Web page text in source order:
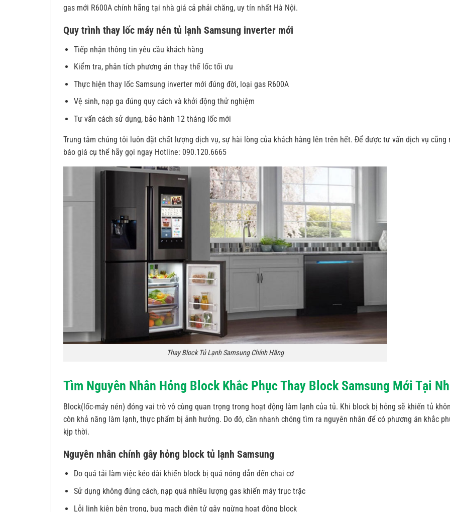
gas mới R600A chính hãng tại nhà giá cả phải chăng, uy tín nhất Hà Nội.
Quy trình thay lốc máy nén tủ lạnh Samsung inverter mới
Tiếp nhận thông tin yêu cầu khách hàng
Kiểm tra, phân tích phương án thay thế lốc tối ưu
Thực hiện thay lốc Samsung inverter mới đúng đời, loại gas R600A
Vệ sinh, nạp ga đúng quy cách và khởi động thử nghiệm
Tư vấn cách sử dụng, bảo hành 12 tháng lốc mới
Trung tâm chúng tôi luôn đặt chất lượng dịch vụ, sự hài lòng của khách hàng lên trên hết. Để được tư vấn dịch vụ cũng
báo giá cụ thể hãy gọi ngay Hotline: 090.120.6665
Thay Block Tủ Lạnh Samsung Chính Hãng
Tìm Nguyên Nhân Hỏng Block Khắc Phục Thay Block Samsung Mới Tại
Block(lốc-máy nén) đóng vai trò vô cùng quan trọng trong hoạt động làm lạnh của tủ. Khi block bị hỏng sẽ khiến tủ
còn khả năng làm lạnh, thực phẩm bị ảnh hưởng. Do đó, cần nhanh chóng tìm ra nguyên nhân để có phương án khắc
kịp thời.
Nguyên nhân chính gây hỏng block tủ lạnh Samsung
Do quá tải làm việc kéo dài khiến block bị quá nóng dẫn đến chai cơ
Sử dụng không đúng cách, nạp quá nhiều lượng gas khiến máy trục trặc
Lỗi linh kiện bên trong, bug mạch điện tử gây ngừng hoạt động block